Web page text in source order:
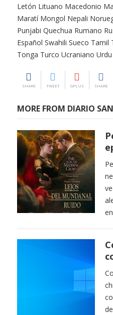
Letón Lituano Macedonio
Maratí Mongol Nepali
Punjabi Quechua Rumano
Español Swahili Sueco
Tonga Turco Ucraniano
SHARE TWEET GPLUS SHARE
MORE FROM DIARIO